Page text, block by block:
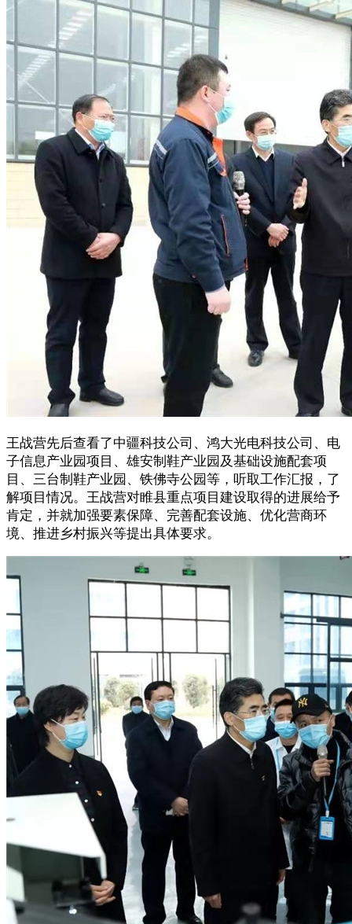
王战营先后查看了中疆科技公司、鸿大光电科技公司、电
子信息产业园项目、雄安制鞋产业园及基础设施配套项
目、三台制鞋产业园、铁佛寺公园等，听取工作汇报，了
解项目情况。王战营对睢县重点项目建设取得的进展给予
肯定，并就加强要素保障、完善配套设施、优化营商环
境、推进乡村振兴等提出具体要求。